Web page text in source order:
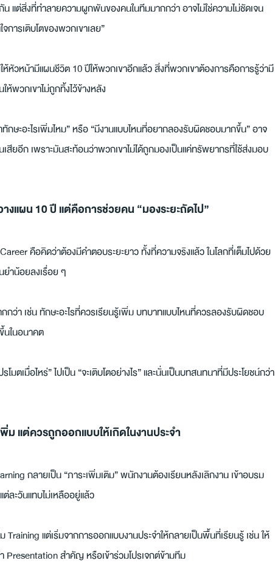
แต่สิ่งที่ทำลายความผูกพันของคนในทีมมากกว่า อาจไม่ใช่ความไม่ชัดเจน
การเติบโตของพวกเขาเลย”
ห้หัวหน้ามีแผนชีวิต 10 ปีให้พวกเขาอีกแล้ว สิ่งที่พวกเขาต้องการคือการรู้ว่ามี
พวกเขาไม่ถูกทิ้งไว้ข้างหลัง
ะอะไรเพิ่มไหม” หรือ “มีงานแบบไหนที่อยากลองรับผิดชอบมากขึ้น” อาจ
สียอีก เพราะมันสะท้อนว่าพวกเขาไม่ได้ถูกมองเป็นแค่ทรัพยากรที่ใช้ส่งมอบ
งแผน 10 ปี แต่คือการช่วยคน “มองระยะถัดไป”
คือคิดว่าต้องมีคำตอบระยะยาว ทั้งที่ความจริงแล้ว ในโลกที่เต็มไปด้วย
ยำน้อยลงเรื่อย ๆ
ว่า เช่น ทักษะอะไรที่ควรเรียนรู้เพิ่ม บทบาทแบบไหนที่ควรลองรับผิดชอบ
นในอนาคต
ตเมื่อไหร่” ไปเป็น “จะเติบโตอย่างไร” และนั่นเป็นบทสนทนาที่มีประโยชน์กว่า
แต่ควรถูกออกแบบให้เกิดในงานประจำ
กลายเป็น “ภาระเพิ่มเติม” พนักงานต้องเรียนหลังเลิกงาน เข้าอบรม
ละวันแทบไม่เหลืออยู่แล้ว
แต่เริ่มจากการออกแบบงานประจำให้กลายเป็นพื้นที่เรียนรู้ เช่น ให้
สำคัญ หรือเข้าร่วมโปรเจกต์ข้ามทีม